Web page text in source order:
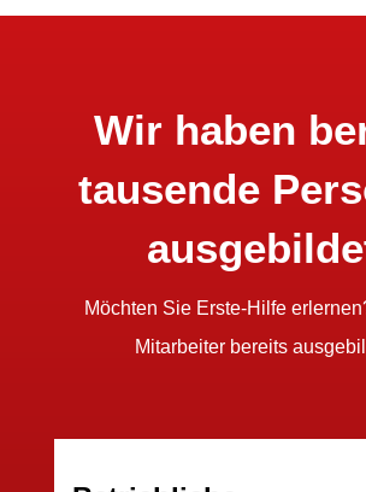
Wir haben
tausende
Möchten Sie Erste-Hilfe
Mitarbeiter bereits